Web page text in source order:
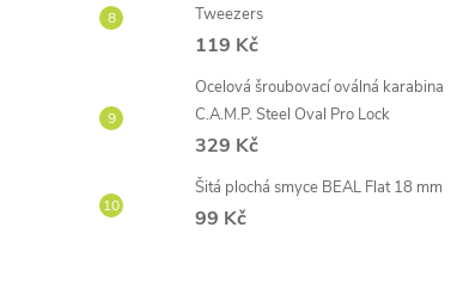
Tweezers
119 Kč
Ocelová šroubovací oválná karabina
C.A.M.P. Steel Oval Pro Lock
329 Kč
Šitá plochá smyce BEAL Flat 18 mm
99 Kč